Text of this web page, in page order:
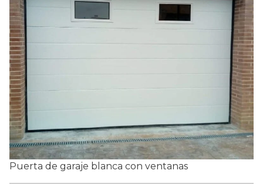
Puerta de garaje blanca con ventanas